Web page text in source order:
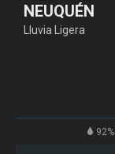
NEUQUÉN
Lluvia Ligera
92%